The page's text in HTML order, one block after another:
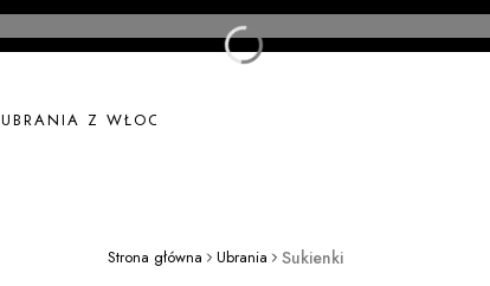
UBRANIA Z WŁOCH
Strona główna Ubrania Sukienki